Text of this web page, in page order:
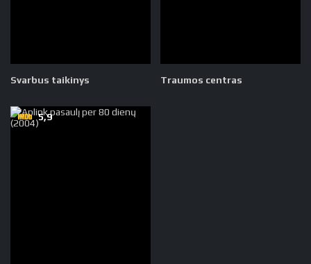
Svarbus taikinys Traumos centras
5,9